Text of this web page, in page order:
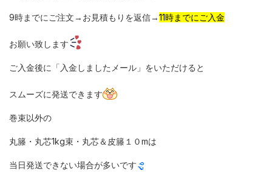
9時までにご注文→お見積もりを返信→11時までにご入金
お願い致します
ご入金後に「入金しましたメール」をいただけると
スムーズに発送できます
巻束以外の
丸籐・丸芯1kg束・丸芯＆皮籐１０mは
当日発送できない場合が多いです